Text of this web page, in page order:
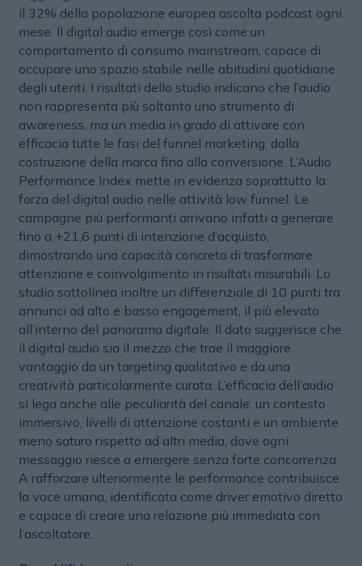
il 32% della popolazione europea ascolta podcast ogni
mese. Il digital audio emerge così come un
comportamento di consumo mainstream, capace di
occupare uno spazio stabile nelle abitudini quotidiane
degli utenti. I risultati dello studio indicano che l’audio
non rappresenta più soltanto uno strumento di
awareness, ma un media in grado di attivare con
efficacia tutte le fasi del funnel marketing, dalla
costruzione della marca fino alla conversione. L’Audio
Performance Index mette in evidenza soprattutto la
forza del digital audio nelle attività low funnel. Le
campagne più performanti arrivano infatti a generare
fino a +21,6 punti di intenzione d’acquisto,
dimostrando una capacità concreta di trasformare
attenzione e coinvolgimento in risultati misurabili. Lo
studio sottolinea inoltre un differenziale di 10 punti tra
annunci ad alto e basso engagement, il più elevato
all’interno del panorama digitale. Il dato suggerisce che
il digital audio sia il mezzo che trae il maggiore
vantaggio da un targeting qualitativo e da una
creatività particolarmente curata. L’efficacia dell’audio
si lega anche alle peculiarità del canale: un contesto
immersivo, livelli di attenzione costanti e un ambiente
meno saturo rispetto ad altri media, dove ogni
messaggio riesce a emergere senza forte concorrenza.
A rafforzare ulteriormente le performance contribuisce
la voce umana, identificata come driver emotivo diretto
e capace di creare una relazione più immediata con
l’ascoltatore.